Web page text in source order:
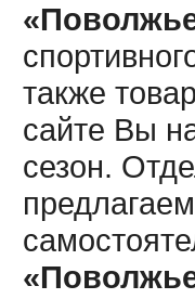
также
сайте Вы
сезон.